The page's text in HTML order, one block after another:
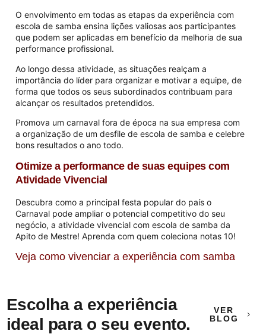
O envolvimento em todas as etapas da experiência com
escola de samba ensina lições valiosas aos participantes
que podem ser aplicadas em benefício da melhoria de sua
performance profissional.
Ao longo dessa atividade, as situações realçam a
importância do líder para organizar e motivar a equipe, de
forma que todos os seus subordinados contribuam para
alcançar os resultados pretendidos.
Promova um carnaval fora de época na sua empresa com
a organização de um desfile de escola de samba e celebre
bons resultados o ano todo.
Otimize a performance de suas equipes com
Atividade Vivencial
Descubra como a principal festa popular do país o
Carnaval pode ampliar o potencial competitivo do seu
negócio, a atividade vivencial com escola de samba da
Apito de Mestre! Aprenda com quem coleciona notas 10!
Veja como vivenciar a experiência com samba
Escolha a experiência
ideal para o seu evento.
VER
BLOG